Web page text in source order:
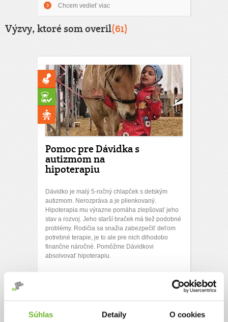
Súhlas Detaily O cookies
Chcem vedieť viac
Výzvy, ktoré som overil(61)
Pomoc pre Dávidka s
autizmom na
hipoterapiu
Dávidko je malý 5-ročný chlapček s detským
autizmom. Nerozpráva a je plienkovaný.
Hipoterapia mu výrazne pomáha zlepšovať jeho
stav a rozvoj. Jeho starší braček má tiež podobné
problémy. Rodičia sa snažia zabezpečiť deťom
potrebné terapie, je to ale pre nich dlhodobo
finančne náročné. Pomôžme Dávidkovi
absolvovať hipoterapiu.